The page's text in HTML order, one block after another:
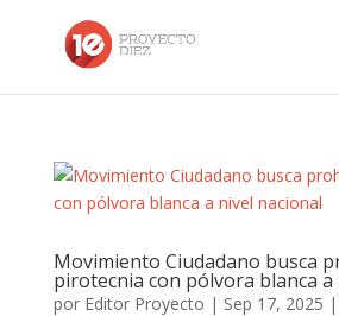
Movimiento Ciudadano busca
pirotecnia con pólvora blanca a
por Editor Proyecto | Sep 17, 2025 |